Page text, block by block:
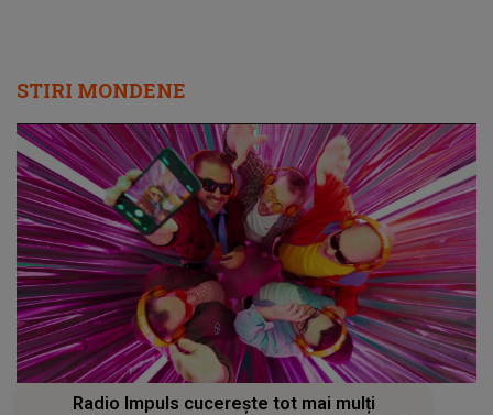
STIRI MONDENE
Radio Impuls cucerește tot mai mulți